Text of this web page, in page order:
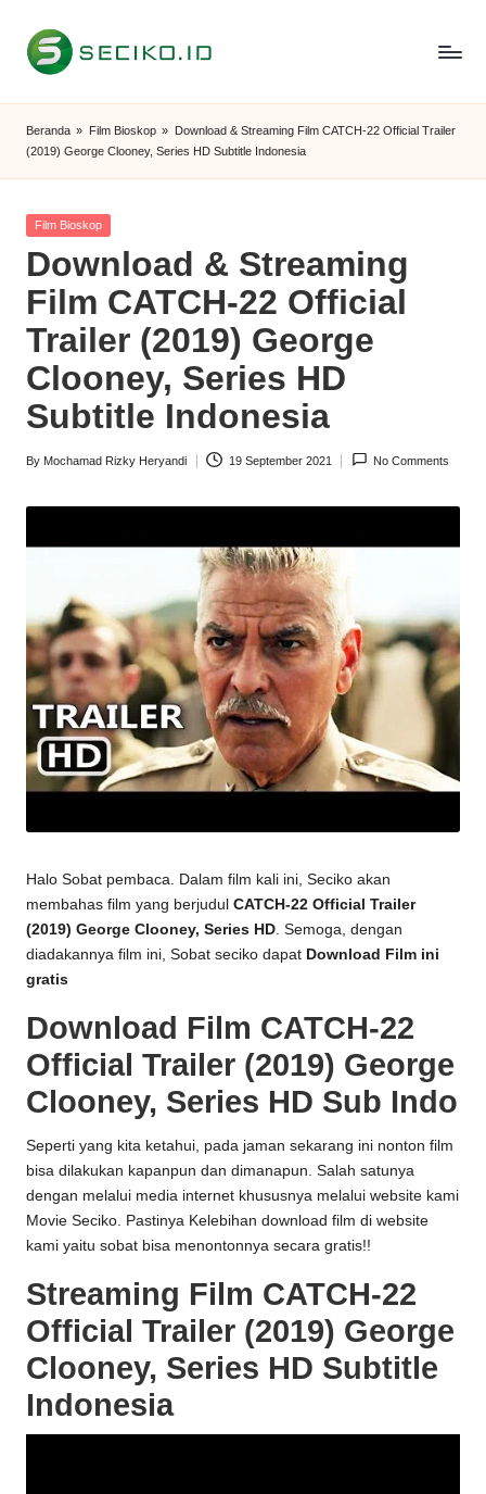
Skip
S
e
c
i
k
o
I
D
Beranda » Film Bioskop » Download & Streaming Film CATCH-22 Official Trailer
(2019) George Clooney, Series HD Subtitle Indonesia
Posted
Film Bioskop
Download & Streaming
Film CATCH-22 Official
Trailer (2019) George
Clooney, Series HD
Subtitle Indonesia
Posted
By Mochamad Rizky Heryandi 19 September 2021 No Comments
Halo Sobat pembaca. Dalam film kali ini, Seciko akan
membahas film yang berjudul CATCH-22 Official Trailer
(2019) George Clooney, Series HD. Semoga, dengan
diadakannya film ini, Sobat seciko dapat Download Film ini
gratis
Download Film CATCH-22
Official Trailer (2019) George
Clooney, Series HD Sub Indo
Seperti yang kita ketahui, pada jaman sekarang ini nonton film
bisa dilakukan kapanpun dan dimanapun. Salah satunya
dengan melalui media internet khususnya melalui website kami
Movie Seciko. Pastinya Kelebihan download film di website
kami yaitu sobat bisa menontonnya secara gratis!!
Streaming Film CATCH-22
Official Trailer (2019) George
Clooney, Series HD Subtitle
Indonesia